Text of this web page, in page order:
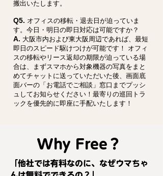
搬出いたします。
Q5. オフィスの移転・退去日が迫っていま
す。今日・明日の即日対応は可能ですか？
A. 大阪市内および東大阪周辺であれば、最短
即日のスピード駆けつけが可能です！ オフィ
スの移転やリース返却の期限が迫っている場
合は、まずスマホから対象機器の写真をまと
めてチャットに送っていただいた後、画面底
面バーの「お電話でご相談」窓口までプッシ
ュしてお知らせください！最寄りの巡回トラ
ックを優先的に即座に手配いたします！
Why Free？
「他社では有料なのに、なぜウマちゃ